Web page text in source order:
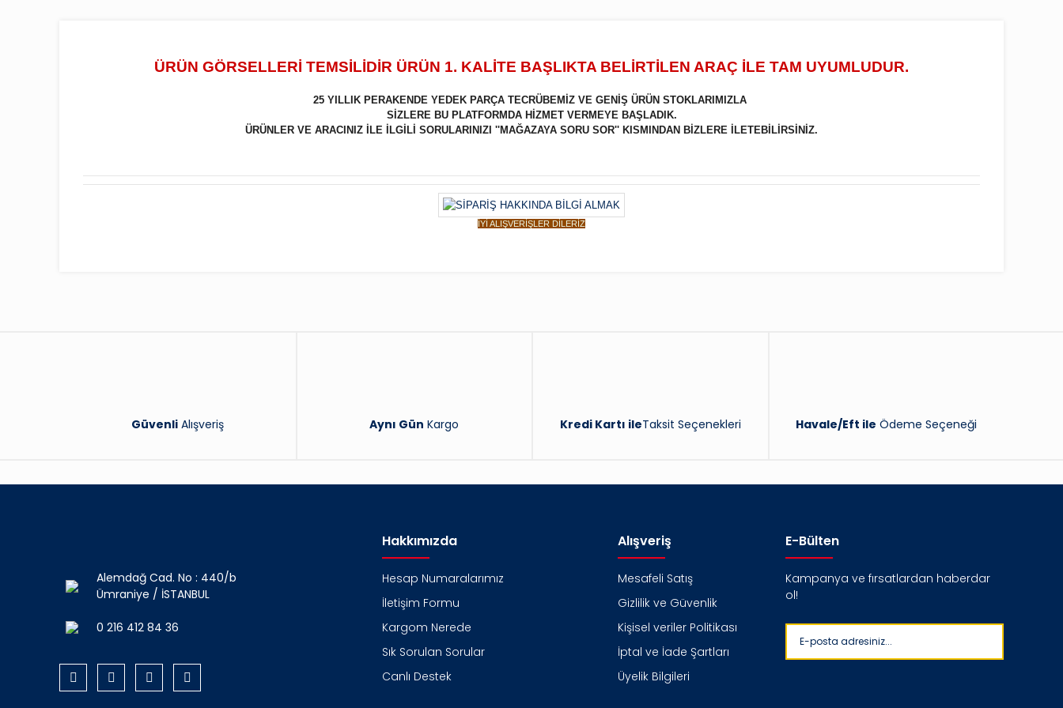
ÜRÜN GÖRSELLERİ TEMSİLİDİR ÜRÜN 1. KALİTE BAŞLIKTA BELİRTİLEN ARAÇ İLE TAM UYUMLUDUR.
25 YILLIK PERAKENDE YEDEK PARÇA TECRÜBEMİZ VE GENİŞ ÜRÜN STOKLARIMIZLA
SİZLERE BU PLATFORMDA HİZMET VERMEYE BAŞLADIK.
ÜRÜNLER VE ARACINIZ İLE İLGİLİ SORULARINIZI ''MAĞAZAYA SORU SOR'' KISMINDAN BİZLERE İLETEBİLİRSİNİZ.
İYİ ALIŞVERİŞLER DİLERİZ
GüvenliAlışveriş Aynı Gün Kargo Kredi Kartı ileTaksit Seçenekleri Havale/Eft ile Ödeme Seçeneği
Alemdağ Cad. No : 440/b
Ümraniye / İSTANBUL
0 216 412 84 36
Hakkımızda
Hesap Numaralarımız
İletişim Formu
Kargom Nerede
Sık Sorulan Sorular
Canlı Destek
Alışveriş
Mesafeli Satış
Gizlilik ve Güvenlik
Kişisel veriler Politikası
İptal ve İade Şartları
Üyelik Bilgileri
E-Bülten
Kampanya ve fırsatlardan haberdar
ol!